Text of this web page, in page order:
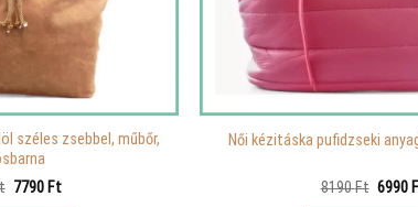
széles zsebbel, műbőr,
Original
7790 FtCurrent
Női kézitáska pufidzseki
8190Ft 6990